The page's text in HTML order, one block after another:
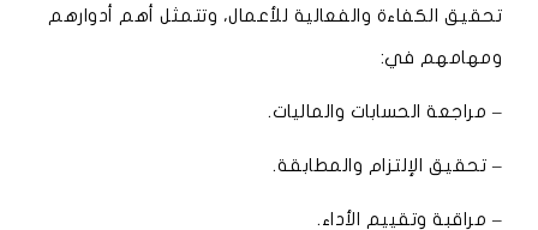
تحقيق الكفاءة والفعالية للأعمال، وتتمثل أهم أدوارهم
ومهامهم في:
– مراجعة الحسابات والماليات.
– تحقيق الإلتزام والمطابقة.
– مراقبة وتقييم الأداء.